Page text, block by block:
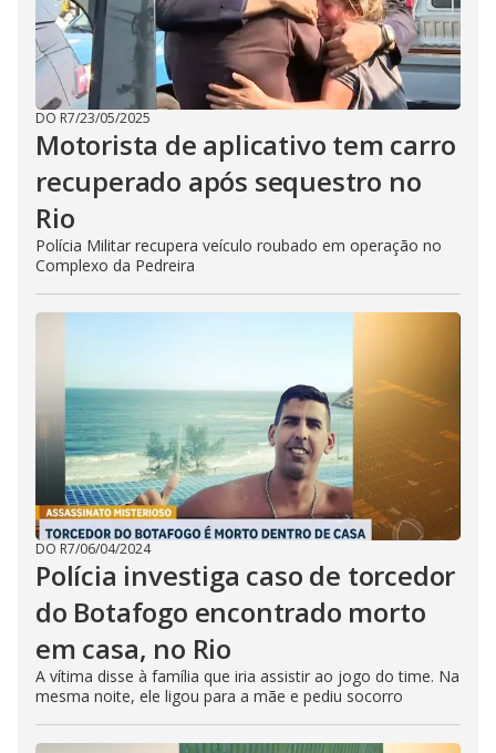
DO R7/23/05/2025
Motorista de aplicativo tem carro
recuperado após sequestro no
Rio
Polícia Militar recupera veículo roubado em operação no
Complexo da Pedreira
DO R7/06/04/2024
Polícia investiga caso de torcedor
do Botafogo encontrado morto
em casa, no Rio
A vítima disse à família que iria assistir ao jogo do time. Na
mesma noite, ele ligou para a mãe e pediu socorro